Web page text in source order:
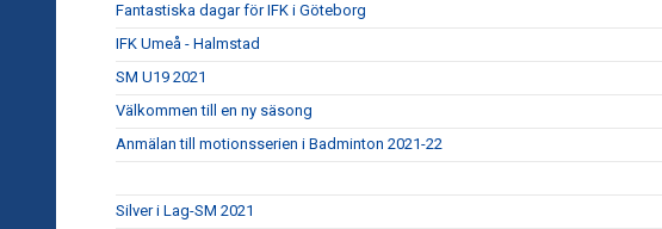
Fantastiska dagar för IFK i Göteborg
IFK Umeå - Halmstad
SM U19 2021
Välkommen till en ny säsong
Anmälan till motionsserien i Badminton 2021-22
Silver i Lag-SM 2021